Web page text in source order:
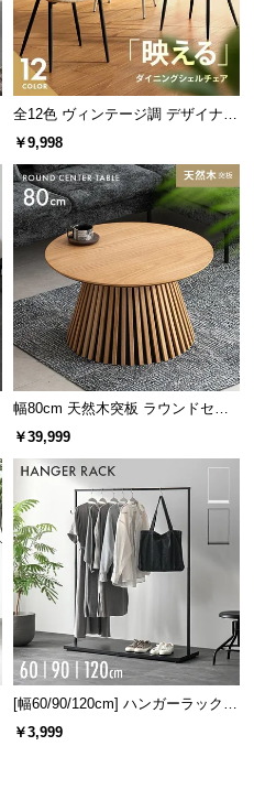
全12色 ヴィンテージ調 デザイナー
ズシェルチェア
￥9,998
幅80cm 天然木突板 ラウンドセン
ターテーブル 美しい格子デザイン
￥39,999
[幅60/90/120cm] ハンガーラック
スチール 4段階高さ調節 サイドフ
ック オープンラック シンプル
￥3,999